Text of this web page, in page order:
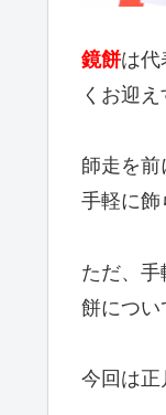
鏡餅は代
くお迎
師走を
手軽に飾
ただ、手
餅につい
今回は正